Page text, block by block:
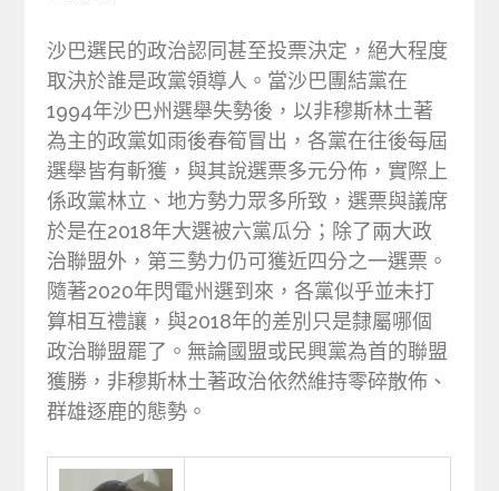
沙巴選民的政治認同甚至投票決定，絕大程度
取決於誰是政黨領導人。當沙巴團結黨在
1994年沙巴州選舉失勢後，以非穆斯林土著
為主的政黨如雨後春筍冒出，各黨在往後每屆
選舉皆有斬獲，與其說選票多元分佈，實際上
係政黨林立、地方勢力眾多所致，選票與議席
於是在2018年大選被六黨瓜分；除了兩大政
治聯盟外，第三勢力仍可獲近四分之一選票。
隨著2020年閃電州選到來，各黨似乎並未打
算相互禮讓，與2018年的差別只是隸屬哪個
政治聯盟罷了。無論國盟或民興黨為首的聯盟
獲勝，非穆斯林土著政治依然維持零碎散佈、
群雄逐鹿的態勢。